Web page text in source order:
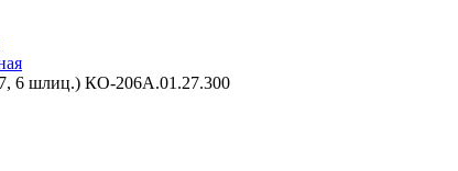
6 шлиц.) КО-206А.01.27.300